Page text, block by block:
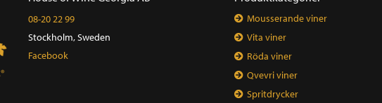
08-20 22 99
Stockholm, Sweden
Facebook
Mousserande viner
Vita viner
Röda viner
Qvevri viner
Spritdrycker